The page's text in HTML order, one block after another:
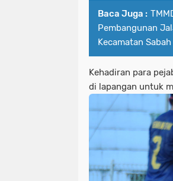
Baca Juga :
Pembangunan
Kecamatan
Kehadiran para
di lapangan untuk